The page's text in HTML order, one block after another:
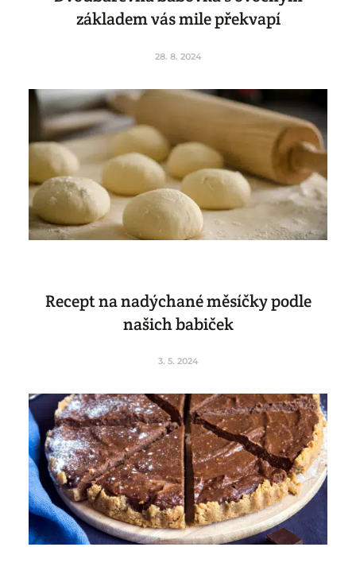
základem vás mile překvapí
28. 8. 2024
Recept na nadýchané měsíčky podle
našich babiček
3. 5. 2024